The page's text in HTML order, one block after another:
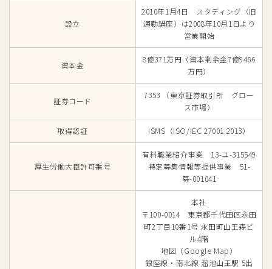
設立
2010年1月4日 スタディング（旧
通勤講座）は2008年10月1日より
営業開始
資本金
8億371万円（資本剰余金7億9466
万円）
証券コード
7353 （東京証券取引所 グロー
ス市場）
取得認証 ISMS（ISO/IEC 27001:2013）
厚生労働大臣許可番号
有料職業紹介事業 13-ユ-315549
特定募集情報等提供事業 51-
募-001041
本社
〒100-0014 東京都千代田区永田
町2丁目10番1号 永田町山王森ビ
ル4階
地図（Google Map）
銀座線・南北線 溜池山王駅 5出